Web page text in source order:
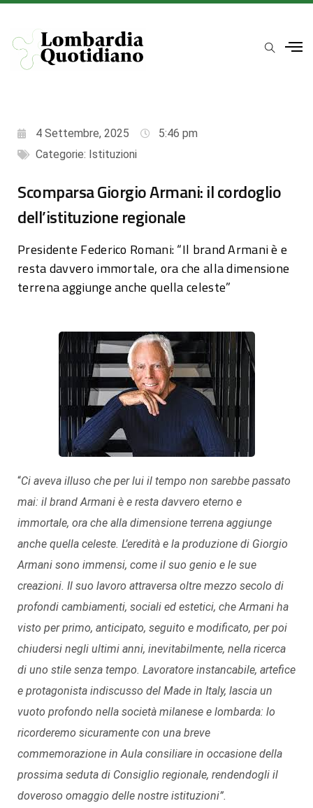
4 Settembre, 2025
5:46 pm
Categorie: Istituzioni
Scomparsa Giorgio Armani: il cordoglio
dell’istituzione regionale
Presidente Federico Romani: “Il brand Armani è e
resta davvero immortale, ora che alla dimensione
terrena aggiunge anche quella celeste”
“Ci aveva illuso che per lui il tempo non sarebbe passato
mai: il brand Armani è e resta davvero eterno e
immortale, ora che alla dimensione terrena aggiunge
anche quella celeste. L’eredità e la produzione di Giorgio
Armani sono immensi, come il suo genio e le sue
creazioni. Il suo lavoro attraversa oltre mezzo secolo di
profondi cambiamenti, sociali ed estetici, che Armani ha
visto per primo, anticipato, seguito e modificato, per poi
chiudersi negli ultimi anni, inevitabilmente, nella ricerca
di uno stile senza tempo. Lavoratore instancabile, artefice
e protagonista indiscusso del Made in Italy, lascia un
vuoto profondo nella società milanese e lombarda: lo
ricorderemo sicuramente con una breve
commemorazione in Aula consiliare in occasione della
prossima seduta di Consiglio regionale, rendendogli il
doveroso omaggio delle nostre istituzioni”.